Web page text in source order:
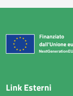
Link Esterni